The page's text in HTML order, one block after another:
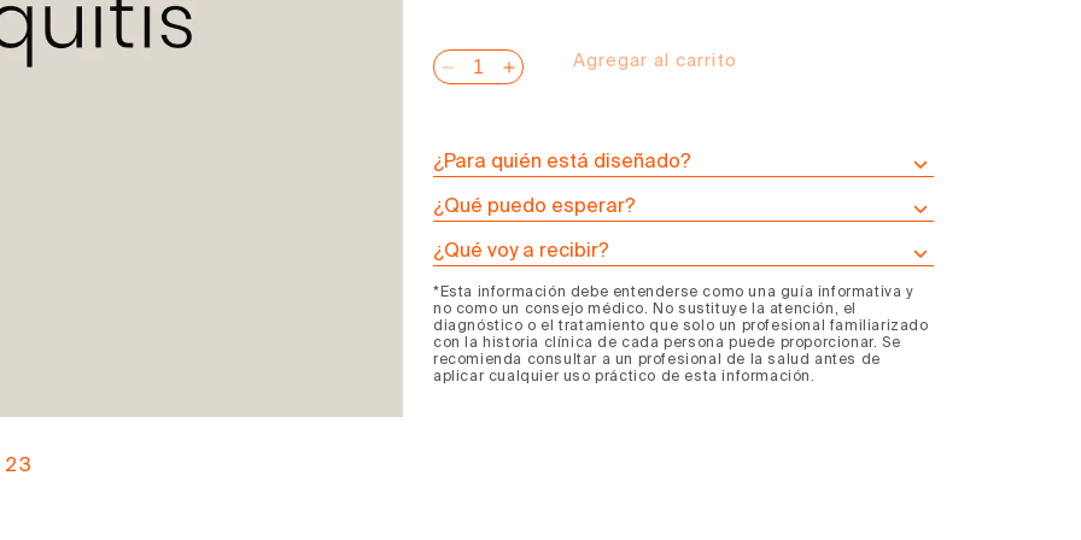
23
Reducir
Programa
Caldo
de
Huesos
Bronquitis
Aumentar
Programa
Caldo
de
Huesos
Bronquitis
Agregar al carrito
¿Para quién está diseñado?
¿Qué puedo esperar?
¿Qué voy a recibir?
*Esta información debe entenderse como una guía informativa y
no como un consejo médico. No sustituye la atención, el
diagnóstico o el tratamiento que solo un profesional familiarizado
con la historia clínica de cada persona puede proporcionar. Se
recomienda consultar a un profesional de la salud antes de
aplicar cualquier uso práctico de esta información.